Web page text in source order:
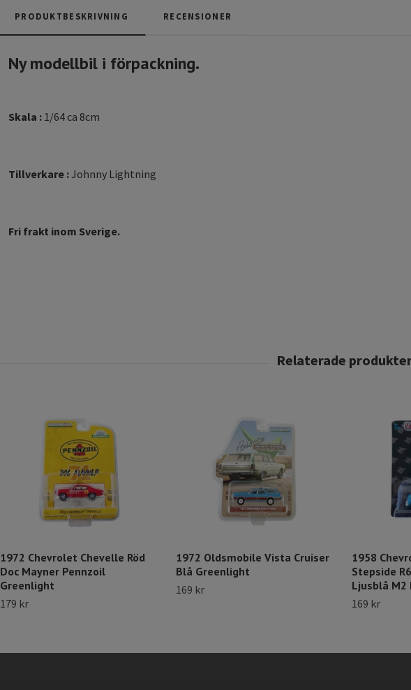
PRODUKTBESKRIVNING RECENSIONER
Ny modellbil i förpackning.
Skala : 1/64 ca 8cm
Tillverkare :Johnny Lightning
Fri frakt inom Sverige.
1972 Chevrolet Chevelle Röd
Doc Mayner Pennzoil
Greenlight
179 kr
1972 Oldsmobile Vista Cruiser
Blå Greenlight
169 kr
1958
Stepside
Ljusblå M2
169 kr